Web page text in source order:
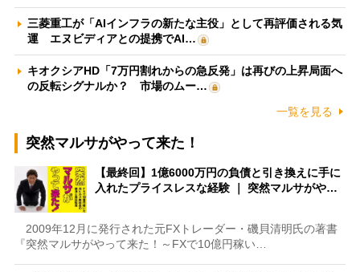
三菱重工が「AIインフラの新たな主役」として再評価される気
運 エヌビディアとの提携でAI…
キオクシアHD「7万円割れからの急反発」は再びの上昇局面へ
の反転シグナルか？ 市場のムー…
一覧を見る
突然マルサがやって来た！
【最終回】1億6000万円の負債と引き換えに手に
入れたプライスレスな経験 ｜ 突然マルサがや…
2009年12月に発行された元FXトレーダー・磯貝清明氏の著書
『突然マルサがやって来た！～FXで10億円稼い…